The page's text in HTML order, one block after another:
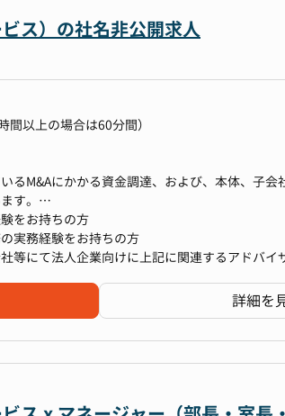
(開業後)
次）の実行
計業務
率の算出・管理
規制レポーティング) 業務
券報告書など）の作成
う、非常に稀有な経験を経営の中枢で担うこと
築する経験を積むことができます
まで、広範な業務領域をカバーするため、銀
環境です
られます
門の責任者としてのキャリアパスも期待されま
と、大手金融機関の安定性を兼ね備えた環境で
ス）の社名非公開求人
間以上の場合は60分間）
11:00〜15:30）
るM&Aにかかる資金調達、および、本体、子会
す。
加え不動産業界の知識も吸収でき、また、スキ
善の提言、M&A案件の買収DD、買収後のPMI
目指すことが可能な職場です
をお持ちの方
実務経験をお持ちの方
等にて法人企業向けに上記に関連するアドバ
務業務への興味関心をお持ちの方
方
詳細を